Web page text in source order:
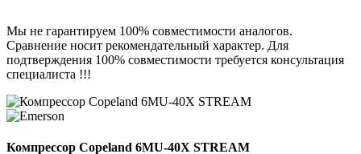
Мы не гарантируем 100% совместимости аналогов.
Сравнение носит рекомендательный характер. Для
подтверждения 100% совместимости требуется консультация
специалиста !!!
Компрессор Copeland 6MU-40X STREAM